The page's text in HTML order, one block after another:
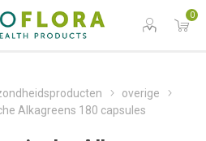
0
overige
Alkagreens 180 capsules